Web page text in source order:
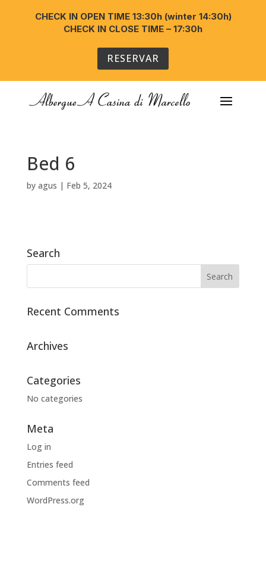
CHECK IN OPEN TIME 13:30h (winter 14:30h)
CHECK IN CLOSE TIME – 17:30h
RESERVAR
Bed 6
by agus | Feb 5, 2024
Search
Recent Comments
Archives
Categories
No categories
Meta
Log in
Entries feed
Comments feed
WordPress.org